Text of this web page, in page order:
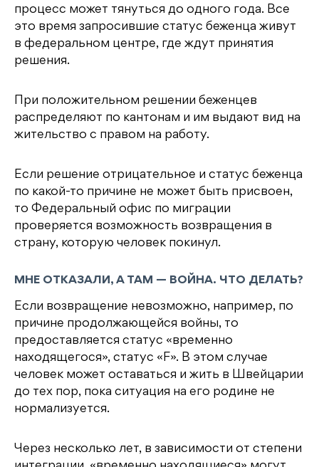
процесс может тянуться до одного года. Все
это время запросившие статус беженца живут
в федеральном центре, где ждут принятия
решения.
При положительном решении беженцев
распределяют по кантонам и им выдают вид на
жительство с правом на работу.
Если решение отрицательное и статус беженца
по какой-то причине не может быть присвоен,
то Федеральный офис по миграции
проверяется возможность возвращения в
страну, которую человек покинул.
МНЕ ОТКАЗАЛИ, А ТАМ — ВОЙНА. ЧТО ДЕЛАТЬ?
Если возвращение невозможно, например, по
причине продолжающейся войны, то
предоставляется статус «временно
находящегося», статус «F». В этом случае
человек может оставаться и жить в Швейцарии
до тех пор, пока ситуация на его родине не
нормализуется.
Через несколько лет, в зависимости от степени